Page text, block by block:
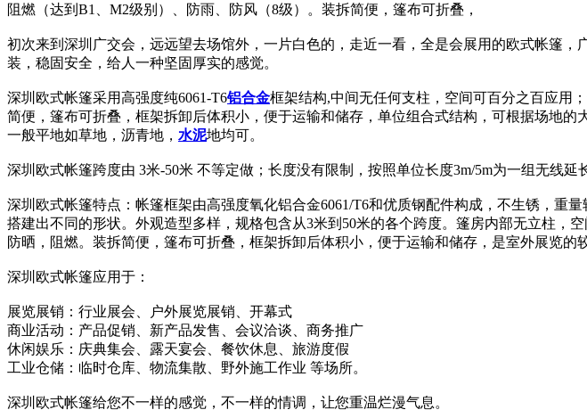
阻燃（达到B1、M2级别）、防雨、防风（8级）。装拆简便，篷布可折叠，
初次来到深圳广交会，远远望去场馆外，一片白色的，走近一看，全是会展用的欧式帐篷
装，稳固安全，给人一种坚固厚实的感觉。
深圳欧式帐篷采用高强度纯6061-T6铝合金框架结构,中间无任何支柱，空间可百分之百应用
简便，篷布可折叠，框架拆卸后体积小，便于运输和储存，单位组合式结构，可根据场地
一般平地如草地，沥青地， 水泥地均可。
深圳欧式帐篷跨度由 3米-50米 不等定做；长度没有限制，按照单位长度3m/5m为一组无线
深圳欧式帐篷特点：帐篷框架由高强度氧化铝合金6061/T6和优质钢配件构成，不生锈，重
搭建出不同的形状。外观造型多样，规格包含从3米到50米的各个跨度。篷房内部无立柱，
防晒，阻燃。装拆简便，篷布可折叠，框架拆卸后体积小，便于运输和储存，是室外展览的
深圳欧式帐篷应用于：
展览展销：行业展会、户外展览展销、开幕式
商业活动：产品促销、新产品发售、会议洽谈、商务推广
休闲娱乐：庆典集会、露天宴会、餐饮休息、旅游度假
工业仓储：临时仓库、物流集散、野外施工作业 等场所。
深圳欧式帐篷给您不一样的感觉，不一样的情调，让您重温烂漫气息。